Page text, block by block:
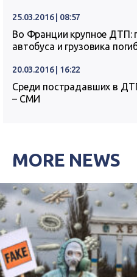
25.03.2016 | 08:57
Во Франции крупное ДТП:
автобуса и грузовика
20.03.2016 | 16:22
Среди пострадавших в
– СМИ
MORE NEWS